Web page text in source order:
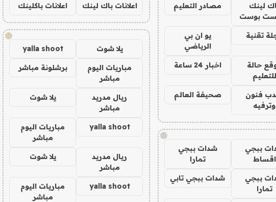
لينك
بوست
مصادر التعليم
تقنية
يو ان بي
الرياضي
حالة
للتعليم
اخبار 24 ساعة
فنون
وترفيه
صحيفة العالم
!
ببجي
اقساط
شدات ببجي
تمارا
ببجي
تمارا
شدات ببجي تابي
اعلانات باك لينك اعلانات باكلينك
!
يلا شوت yalla shoot
مباريات اليوم
مباشر
برشلونة مباشر
ريال مدريد
مباشر
يلا شوت
yalla shoot
مباريات اليوم
مباشر
ريال مدريد
مباشر
يلا شوت
yalla shoot
مباريات اليوم
مباشر